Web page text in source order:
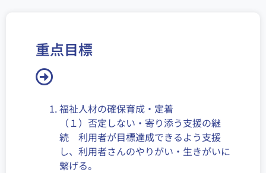
重点目標
福祉人材の確保育成・定着
（１）否定しない・寄り添う支援の継
続 利用者が目標達成できるよう支援
し、利用者さんのやりがい・生きがいに
繋げる。